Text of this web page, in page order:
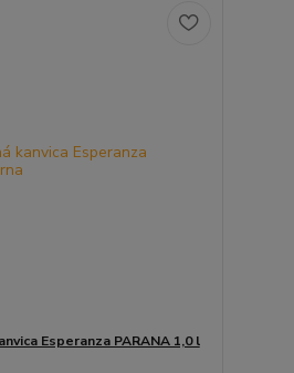
Esperanza PARANA 1,0 l